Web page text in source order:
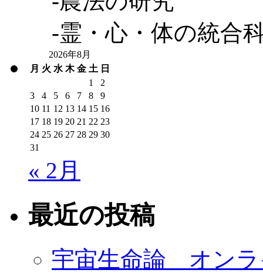
-霊・心・体の統合
2026年8月
月 火 水 木 金 土 日
1
2
3
4 5 6 7 8
9
10 11 12 13 14 15 16
17 18 19 20 21 22 23
24 25 26 27 28 29 30
31
« 2月
最近の投稿
宇宙生命論 オン